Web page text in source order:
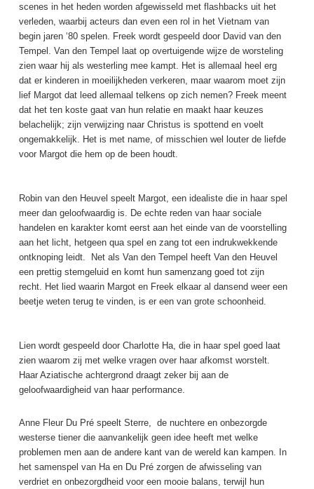
scenes in het heden worden afgewisseld met flashbacks uit het
verleden, waarbij acteurs dan even een rol in het Vietnam van
begin jaren ‘80spelen. Freek wordt gespeeld door David van den
Tempel. Van den Tempel laat op overtuigende wijze de worsteling
zien waar hij als westerling mee kampt. Het is allemaal heel erg
dat er kinderen in moeilijkheden verkeren, maar waarom moet zijn
lief Margot dat leed allemaal telkens op zich nemen? Freek meent
dat het ten koste gaat van hun relatie en maakt haar keuzes
belachelijk; zijn verwijzing naar Christus is spottend en voelt
ongemakkelijk. Het is met name, of misschien wel louter de liefde
voor Margot die hem op de been houdt.
Robin van den Heuvel speelt Margot, een idealiste die in haar spel
meer dan geloofwaardig is. De echte reden van haar sociale
handelen en karakter komt eerst aan het einde van de voorstelling
aan het licht, hetgeen qua spel en zang tot een indrukwekkende
ontknoping leidt. Net als Van den Tempel heeft Van den Heuvel
een prettig stemgeluid en komt hun samenzang goed tot zijn
recht. Het lied waarin Margot en Freek elkaar al dansend weer een
beetje weten terug te vinden, is er een van grote schoonheid.
Lien wordt gespeeld door Charlotte Ha, die in haar spel goed laat
zien waarom zij met welke vragen over haar afkomst worstelt.
Haar Aziatische achtergrond draagt zeker bij aan de
geloofwaardigheid van haar performance.
Anne Fleur Du Pré speelt Sterre, de nuchtere en onbezorgde
westerse tiener die aanvankelijk geen idee heeft met welke
problemen men aan de andere kant van de wereld kan kampen. In
het samenspel van Ha en Du Pré zorgen de afwisseling van
verdriet en onbezorgdheid voor een mooie balans, terwijl hun